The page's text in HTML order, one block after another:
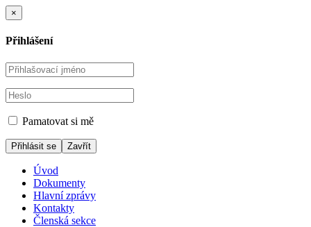
×
Přihlášení
Pamatovat si mě
Zavřít
Úvod
Dokumenty
Hlavní zprávy
Kontakty
Členská sekce